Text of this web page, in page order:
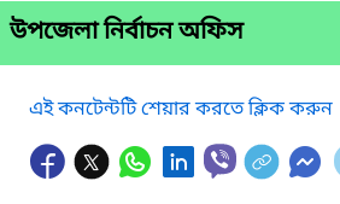
উপজেলা নির্বাচন অফিস
এই কনটেন্টটি শেয়ার করতে ক্লিক করুন